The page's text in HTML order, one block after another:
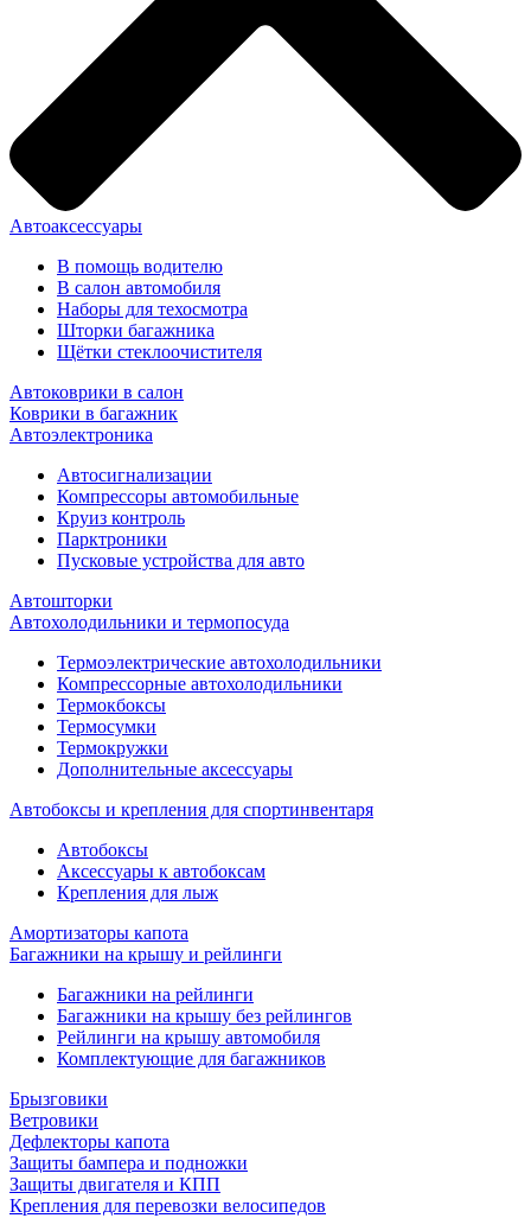
Автоаксессуары
В помощь водителю
В салон автомобиля
Наборы для техосмотра
Шторки багажника
Щётки стеклоочистителя
Автоковрики в салон
Коврики в багажник
Автоэлектроника
Автосигнализации
Компрессоры автомобильные
Круиз контроль
Парктроники
Пусковые устройства для авто
Автошторки
Автохолодильники и термопосуда
Термоэлектрические автохолодильники
Компрессорные автохолодильники
Термокбоксы
Термосумки
Термокружки
Дополнительные аксессуары
Автобоксы и крепления для спортинвентаря
Автобоксы
Аксессуары к автобоксам
Крепления для лыж
Амортизаторы капота
Багажники на крышу и рейлинги
Багажники на рейлинги
Багажники на крышу без рейлингов
Рейлинги на крышу автомобиля
Комплектующие для багажников
Брызговики
Ветровики
Дефлекторы капота
Защиты бампера и подножки
Защиты двигателя и КПП
Крепления для перевозки велосипедов